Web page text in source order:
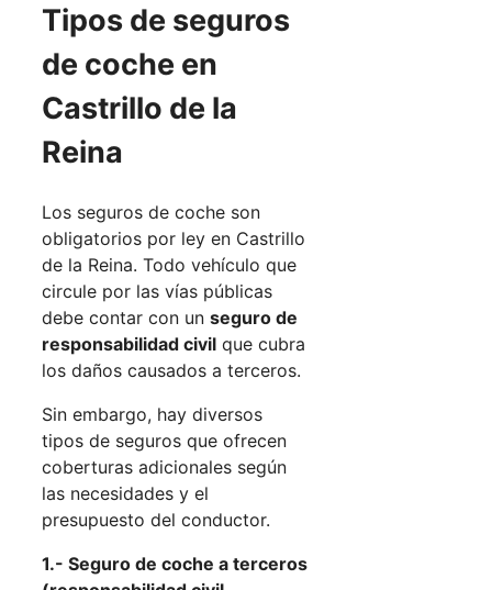
Tipos de seguros
de coche en
Castrillo de la
Reina
Los seguros de coche son
obligatorios por ley en Castrillo
de la Reina. Todo vehículo que
circule por las vías públicas
debe contar con un seguro de
responsabilidad civil que cubra
los daños causados a terceros.
Sin embargo, hay diversos
tipos de seguros que ofrecen
coberturas adicionales según
las necesidades y el
presupuesto del conductor.
1.- Seguro de coche a terceros